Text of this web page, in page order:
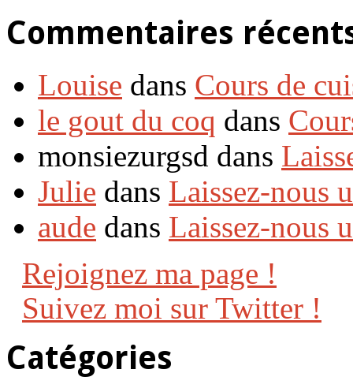
Commentaires
Louise dans Cours de
le gout du coq dans
monsiezurgsd dans
Julie dans Laissez-nous
aude dans Laissez-nous
Rejoignez ma page !
Suivez moi sur Twitter !
Catégories